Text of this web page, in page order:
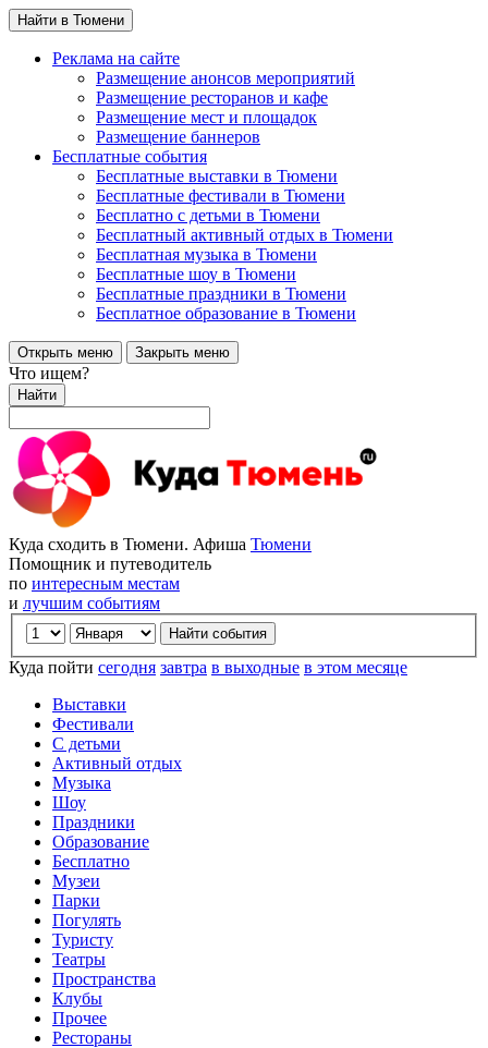
Найти в Тюмени
Реклама на сайте
Размещение анонсов мероприятий
Размещение ресторанов и кафе
Размещение мест и площадок
Размещение баннеров
Бесплатные события
Бесплатные выставки в Тюмени
Бесплатные фестивали в Тюмени
Бесплатно с детьми в Тюмени
Бесплатный активный отдых в Тюмени
Бесплатная музыка в Тюмени
Бесплатные шоу в Тюмени
Бесплатные праздники в Тюмени
Бесплатное образование в Тюмени
Открыть меню Закрыть меню
Что ищем?
Найти
Куда сходить в Тюмени. Афиша Тюмени
Помощник и путеводитель
по интересным местам
и лучшим событиям
Куда пойти сегодня завтра в выходные в этом месяце
Выставки
Фестивали
С детьми
Активный отдых
Музыка
Шоу
Праздники
Образование
Бесплатно
Музеи
Парки
Погулять
Туристу
Театры
Пространства
Клубы
Прочее
Рестораны